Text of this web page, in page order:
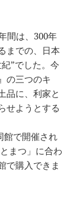
間は、300年
までの、日本
”でした。今
の三つのキ
品に、利家と
せようとする
館で開催され
まつ」に合わ
で購入できま